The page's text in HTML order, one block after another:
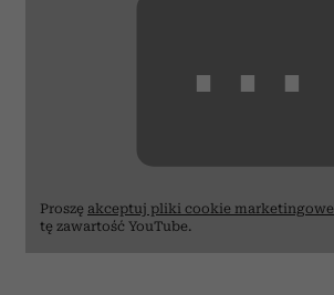
⋯
Proszę akceptuj pliki cookie marketingowe
tę zawartość YouTube.